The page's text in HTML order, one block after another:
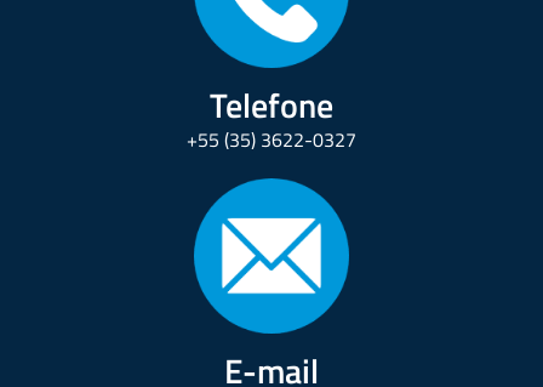
Telefone
+55 (35) 3622-0327
E-mail